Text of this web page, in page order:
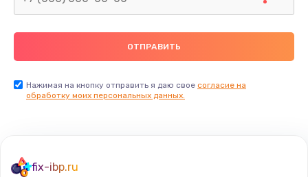
Нажимая на кнопку отправить я даю свое согласие на
обработку моих персональных данных.
fix-ibp.ru